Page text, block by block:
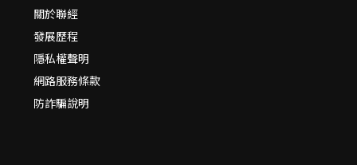
關於聯經
發展歷程
隱私權聲明
網路服務條款
防詐騙說明